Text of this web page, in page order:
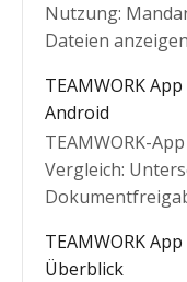
Nutzung:
Dateien
TEAMWORK
Android
TEAMWORK-
Vergleich:
TEAMWORK
Überblick